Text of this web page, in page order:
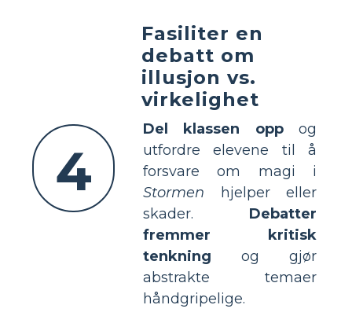
4
Fasiliter en
debatt om
illusjon vs.
virkelighet
Del klassen oppog
utfordre elevene til å
forsvare om magi i
Stormen hjelper eller
skader. Debatter
fremmer kritisk
tenkning og gjør
abstrakte temaer
håndgripelige.